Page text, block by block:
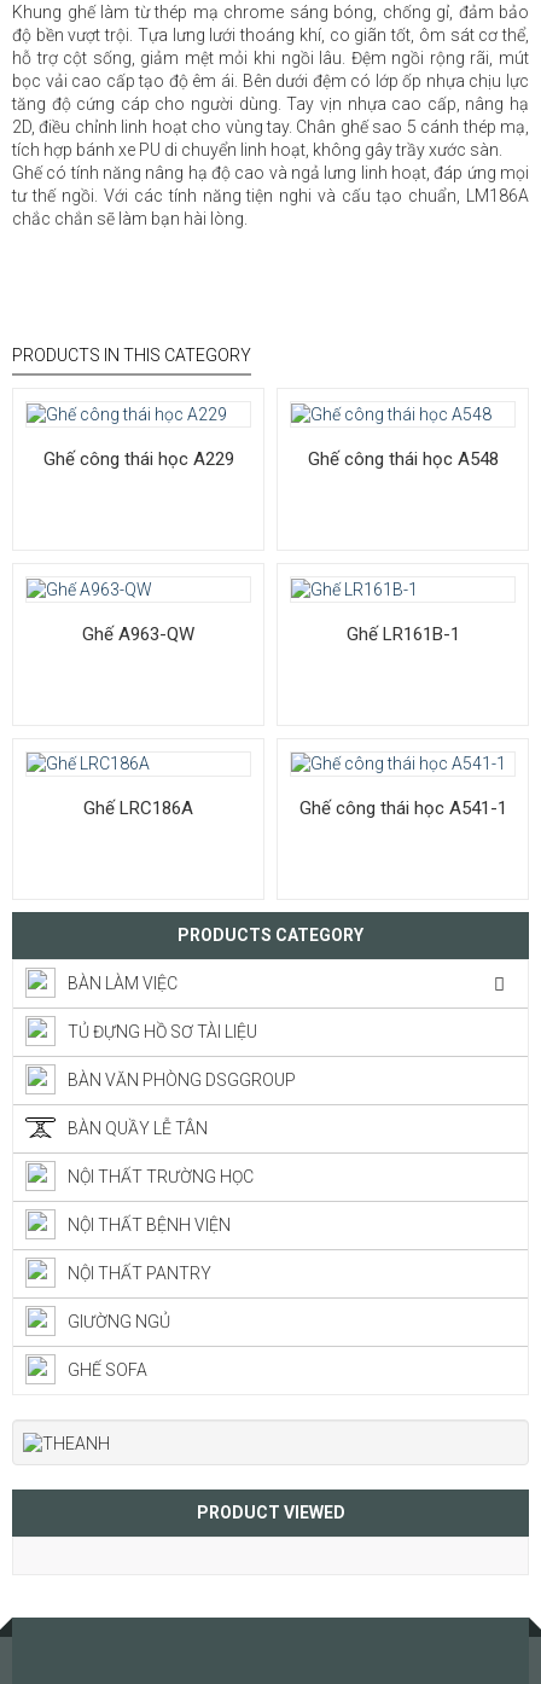
Khung ghế làm từ thép mạ chrome sáng bóng, chống gỉ, đảm bảo
độ bền vượt trội. Tựa lưng lưới thoáng khí, co giãn tốt, ôm sát cơ thể,
hỗ trợ cột sống, giảm mệt mỏi khi ngồi lâu. Đệm ngồi rộng rãi, mút
bọc vải cao cấp tạo độ êm ái. Bên dưới đệm có lớp ốp nhựa chịu lực
tăng độ cứng cáp cho người dùng. Tay vịn nhựa cao cấp, nâng hạ
2D, điều chỉnh linh hoạt cho vùng tay. Chân ghế sao 5 cánh thép mạ,
tích hợp bánh xe PU di chuyển linh hoạt, không gây trầy xước sàn.
Ghế có tính năng nâng hạ độ cao và ngả lưng linh hoạt, đáp ứng mọi
tư thế ngồi. Với các tính năng tiện nghi và cấu tạo chuẩn, LM186A
chắc chắn sẽ làm bạn hài lòng.
PRODUCTS IN THIS CATEGORY
Ghế công thái học A229 Ghế công thái học A548
Ghế A963-QW Ghế LR161B-1
Ghế LRC186A Ghế công thái học A541-1
PRODUCTS CATEGORY
BÀN LÀM VIỆC
TỦ ĐỰNG HỒ SƠ TÀI LIỆU
BÀN VĂN PHÒNG DSGGROUP
BÀN QUẦY LỄ TÂN
NỘI THẤT TRƯỜNG HỌC
NỘI THẤT BỆNH VIỆN
NỘI THẤT PANTRY
GIƯỜNG NGỦ
GHẾ SOFA
PRODUCT VIEWED